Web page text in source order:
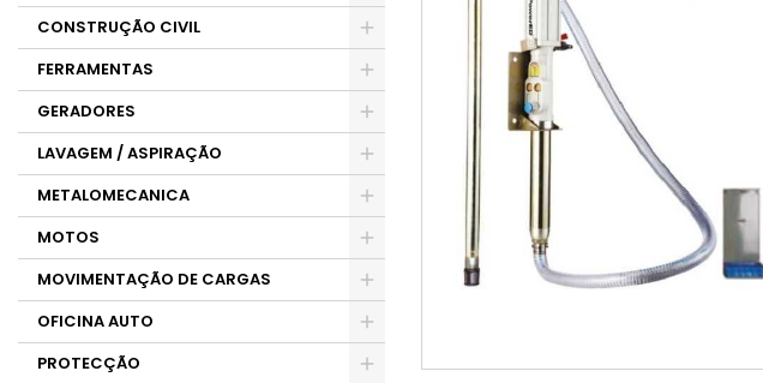
CONSTRUÇÃO CIVIL
FERRAMENTAS
GERADORES
LAVAGEM / ASPIRAÇÃO
METALOMECANICA
MOTOS
MOVIMENTAÇÃO DE CARGAS
OFICINA AUTO
PROTECÇÃO